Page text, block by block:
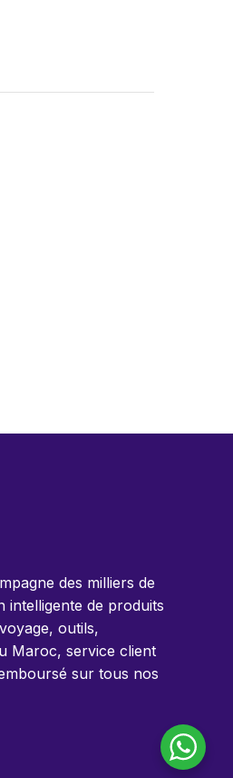
des milliers de
intelligente de produits
outils,
Maroc, service client
sur tous nos